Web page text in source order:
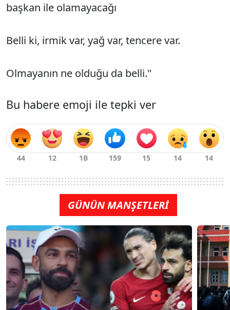
başkan ile olamayacağı
Belli ki, irmik var, yağ var, tencere var.
Olmayanın ne olduğu da belli."
Bu habere emoji ile tepki ver
GÜNÜN MANŞETLERİ